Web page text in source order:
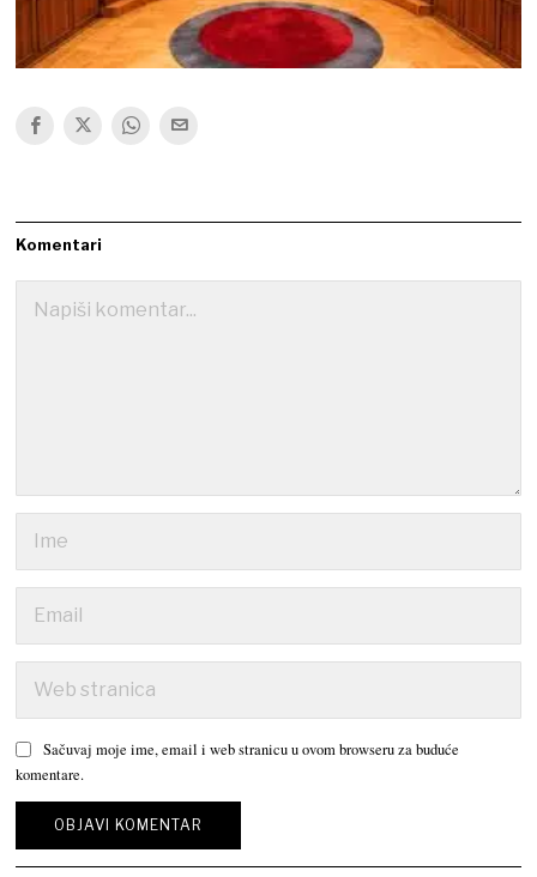
Komentari
Sačuvaj moje ime, email i web stranicu u ovom browseru za buduće
komentare.